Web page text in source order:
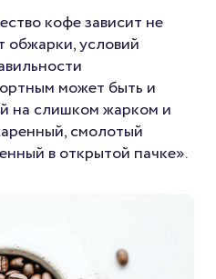
кофе зависит не
обжарки, условий
может быть и
на слишком жарком и
смолотый
в открытой пачке».